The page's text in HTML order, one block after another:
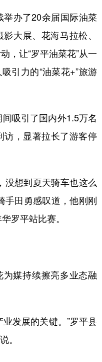
举办了20余届国际油菜
大展、花海马拉松、
，让“罗平油菜花”从一
引力的“油菜花+”旅游
吸引了国内外1.5万名
访，显著拉长了游客停
没想到夏天骑车也这么
手田勇感叹道，他刚刚
罗平站比赛。
为媒持续擦亮多业态融
发展的关键。”罗平县
。